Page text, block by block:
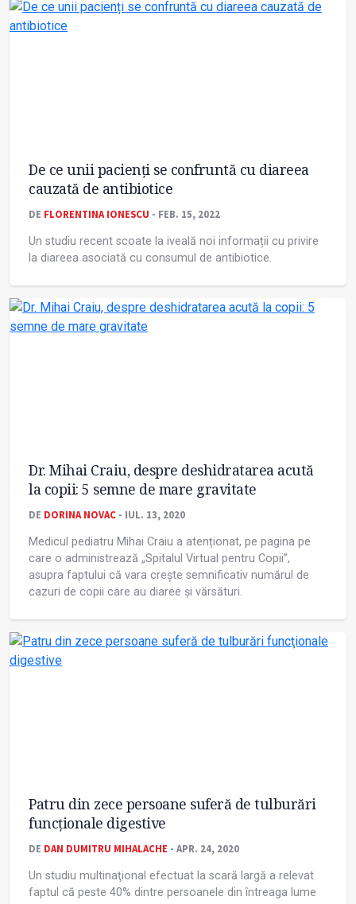
De ce unii pacienți se confruntă cu diareea
cauzată de antibiotice
DE FLORENTINA IONESCU - FEB. 15, 2022
Un studiu recent scoate la iveală noi informații cu privire
la diareea asociată cu consumul de antibiotice.
Dr. Mihai Craiu, despre deshidratarea acută
la copii: 5 semne de mare gravitate
DE DORINA NOVAC - IUL. 13, 2020
Medicul pediatru Mihai Craiu a atenționat, pe pagina pe
care o administrează „Spitalul Virtual pentru Copii”,
asupra faptului că vara crește semnificativ numărul de
cazuri de copii care au diaree și vărsături.
Patru din zece persoane suferă de tulburări
funcţionale digestive
DE DAN DUMITRU MIHALACHE - APR. 24, 2020
Un studiu multinaţional efectuat la scară largă a relevat
faptul că peste 40% dintre persoanele din întreaga lume